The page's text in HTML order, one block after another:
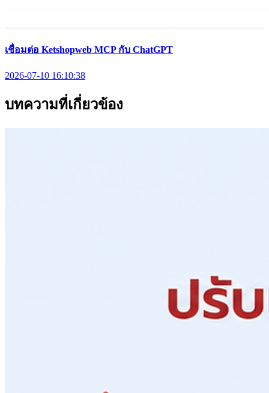
เชื่อมต่อ Ketshopweb MCP กับ ChatGPT
2026-07-10 16:10:38
บทความที่เกี่ยวข้อง